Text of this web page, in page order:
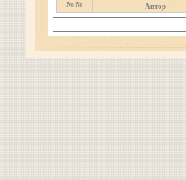
№ № Автор